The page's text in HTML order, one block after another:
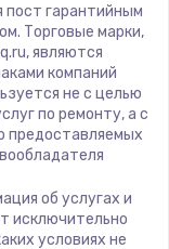
пост гарантийным
Торговые марки,
являются
компаний
не с целью
по ремонту, а с
предоставляемых
об услугах и
исключительно
условиях не